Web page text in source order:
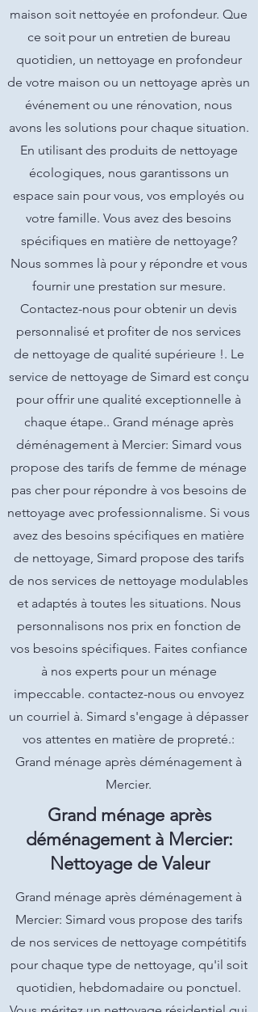
maison soit nettoyée en profondeur. Que
ce soit pour un entretien de bureau
quotidien, un nettoyage en profondeur
de votre maison ou un nettoyage après un
événement ou une rénovation, nous
avons les solutions pour chaque situation.
En utilisant des produits de nettoyage
écologiques, nous garantissons un
espace sain pour vous, vos employés ou
votre famille. Vous avez des besoins
spécifiques en matière de nettoyage?
Nous sommes là pour y répondre et vous
fournir une prestation sur mesure.
Contactez-nous pour obtenir un devis
personnalisé et profiter de nos services
de nettoyage de qualité supérieure !. Le
service de nettoyage de Simard est conçu
pour offrir une qualité exceptionnelle à
chaque étape.. Grand ménage après
déménagement à Mercier: Simard vous
propose des tarifs de femme de ménage
pas cher pour répondre à vos besoins de
nettoyage avec professionnalisme. Si vous
avez des besoins spécifiques en matière
de nettoyage, Simard propose des tarifs
de nos services de nettoyage modulables
et adaptés à toutes les situations. Nous
personnalisons nos prix en fonction de
vos besoins spécifiques. Faites confiance
à nos experts pour un ménage
impeccable. contactez-nous ou envoyez
un courriel à. Simard s'engage à dépasser
vos attentes en matière de propreté.:
Grand ménage après déménagement à
Mercier.
Grand ménage après
déménagement à Mercier:
Nettoyage de Valeur
Grand ménage après déménagement à
Mercier: Simard vous propose des tarifs
de nos services de nettoyage compétitifs
pour chaque type de nettoyage, qu'il soit
quotidien, hebdomadaire ou ponctuel.